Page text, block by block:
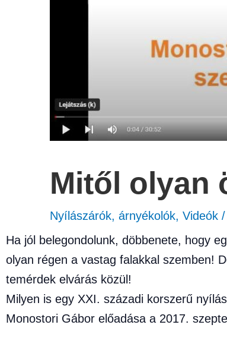
Mitől olyan
Nyílászárók, árnyékolók, Videók /
Ha jól belegondolunk, döbbenete, hogy
olyan régen a vastag falakkal szemben!
temérdek elvárás közül!
Milyen is egy XXI. századi korszerű
Monostori Gábor előadása a 2017.